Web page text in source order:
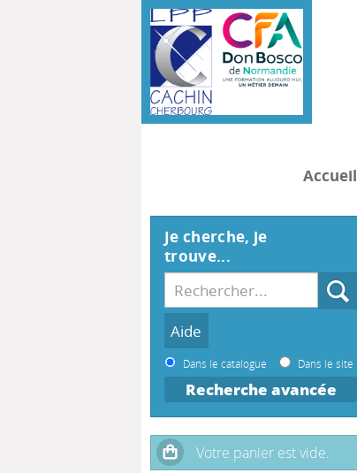
Accueil
Je cherche, je
trouve...
Dans le catalogue Dans le site
Recherche avancée